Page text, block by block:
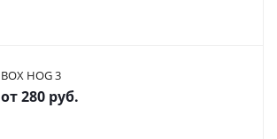
BOX HOG 3
от280 руб.